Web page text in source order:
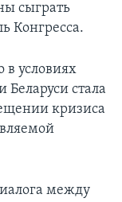
сыграть
Конгресса.
в условиях
стала
кризиса
между